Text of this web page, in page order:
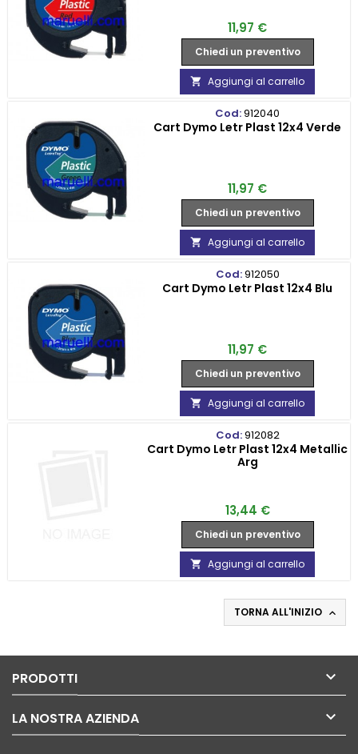
Prezzo
11,97 €
Chiedi un preventivo
 Aggiungi al carrello
Cod:912040
Cart Dymo Letr Plast 12x4 Verde
Prezzo
11,97 €
Chiedi un preventivo
 Aggiungi al carrello
Cod:912050
Cart Dymo Letr Plast 12x4 Blu
Prezzo
11,97 €
Chiedi un preventivo
 Aggiungi al carrello
Cod:912082
Cart Dymo Letr Plast 12x4 Metallic
Arg
Prezzo
13,44 €
Chiedi un preventivo
 Aggiungi al carrello
TORNA ALL'INIZIO 
PRODOTTI 
LA NOSTRA AZIENDA 